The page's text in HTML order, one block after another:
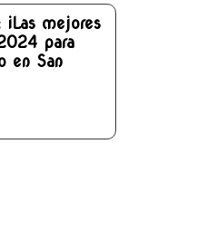
mejores
para
en San